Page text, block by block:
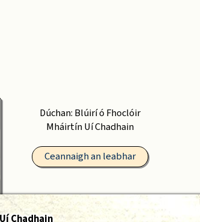
Dúchan: Blúirí ó Fhoclóir
Mháirtín Uí Chadhain
Ceannaigh an leabhar
Chadhain